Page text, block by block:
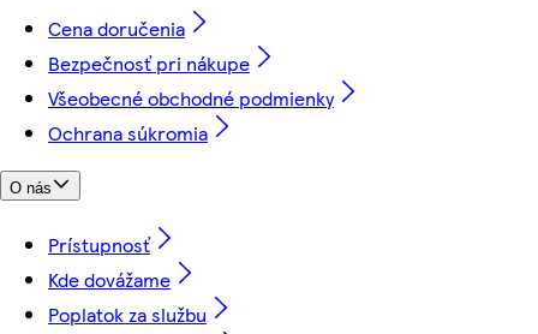
Cena doručenia
Bezpečnosť pri nákupe
Všeobecné obchodné podmienky
Ochrana súkromia
O nás
Prístupnosť
Kde dovážame
Poplatok za službu